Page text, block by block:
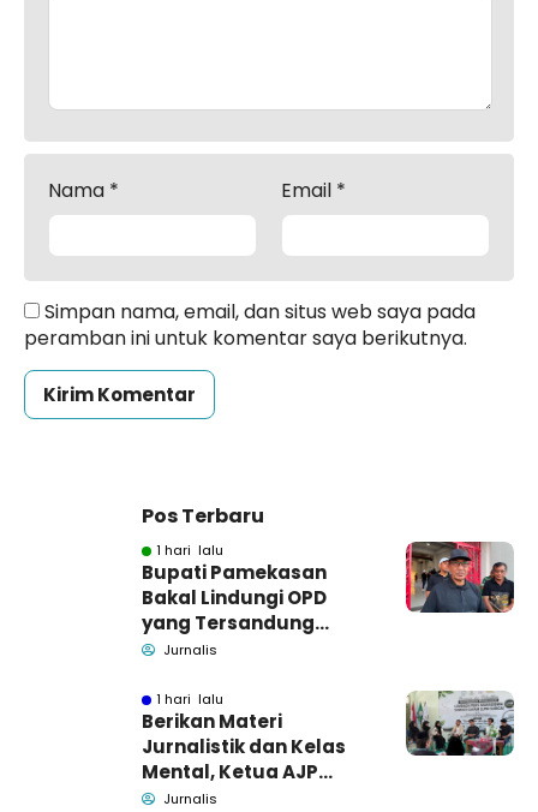
Nama * Email *
Simpan nama, email, dan situs web saya pada
peramban ini untuk komentar saya berikutnya.
Pos Terbaru
1 hari lalu
Bupati Pamekasan
Bakal Lindungi OPD
yang Tersandung
Dugaan Korupsi
Jurnalis
1 hari lalu
Berikan Materi
Jurnalistik dan Kelas
Mental, Ketua AJP
Bakar Semangat LPM
Jurnalis